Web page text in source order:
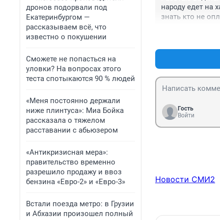
дронов подорвали под
Екатеринбургом —
рассказываем всё, что
известно о покушении
Сможете не попасться на
уловки? На вопросах этого
теста спотыкаются 90 % людей
«Меня постоянно держали
ниже плинтуса»: Миа Бойка
рассказала о тяжелом
расставании с абьюзером
«Антикризисная мера»:
правительство временно
разрешило продажу и ввоз
бензина «Евро-2» и «Евро-3»
Встали поезда метро: в Грузии
и Абхазии произошел полный
народу едет на
знать кто не
маршруту.
оплаты. Тут
выручке будет
Гость
Войти
Новости СМИ2